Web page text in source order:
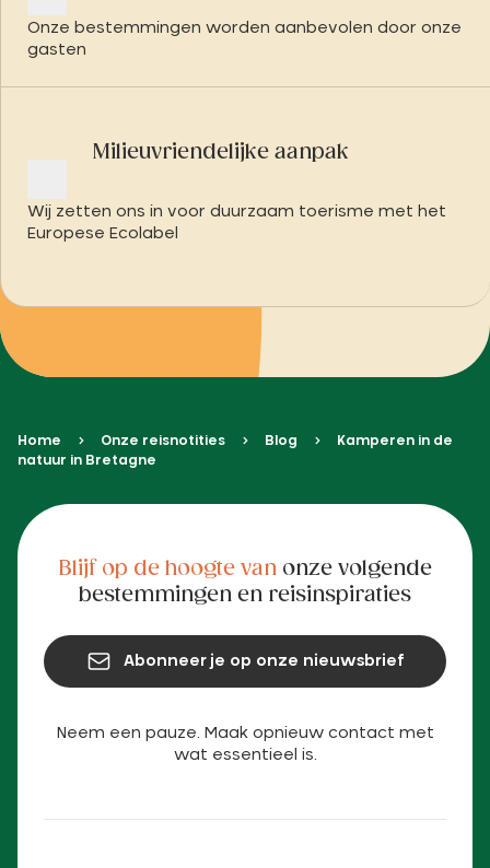
Onze bestemmingen worden aanbevolen door onze
gasten
Milieuvriendelijke aanpak
Wij zetten ons in voor duurzaam toerisme met het
Europese Ecolabel
Home Onze reisnotities Blog
Kamperen in de
natuur in Bretagne
Neem een pauze. Maak opnieuw contact met
wat essentieel is.
Blijf op de hoogte vanonze volgende
bestemmingen en reisinspiraties
Abonneer je op onze nieuwsbrief